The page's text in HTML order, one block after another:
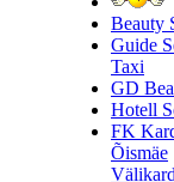
Beauty
Guide
Taxi
GD
Hotell
FK
Õismäe